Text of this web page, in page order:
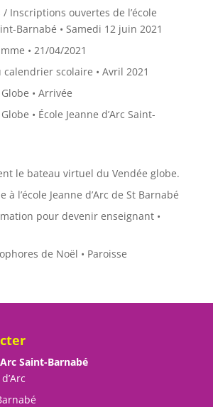
Inscriptions ouvertes de l’école
Barnabé • Samedi 12 juin 2021
• 21/04/2021
scolaire • Avril 2021
• Arrivée
• École Jeanne d’Arc Saint-
le bateau virtuel du Vendée globe.
à l’école Jeanne d’Arc de St Barnabé
pour devenir enseignant •
de Noël • Paroisse
Saint-Barnabé